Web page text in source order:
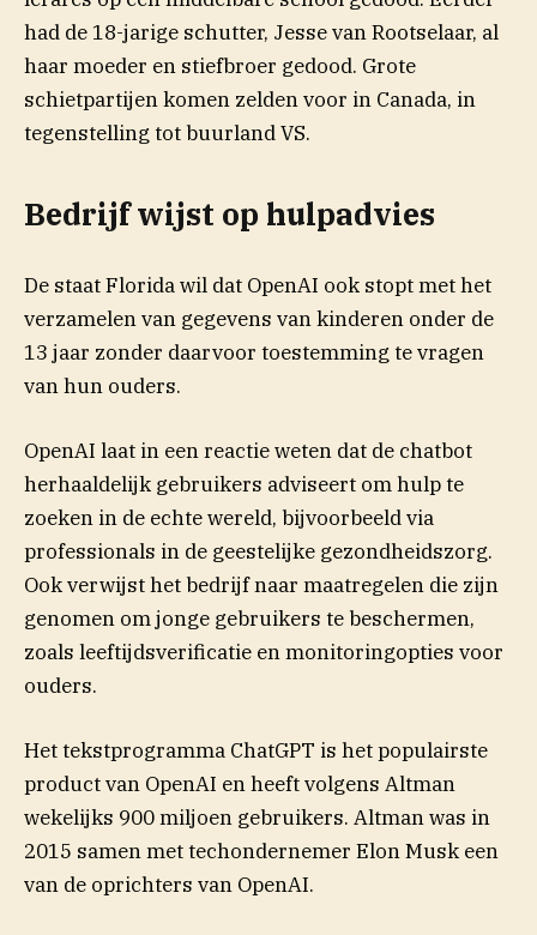
had de 18-jarige schutter, Jesse van Rootselaar, al
haar moeder en stiefbroer gedood. Grote
schietpartijen komen zelden voor in Canada, in
tegenstelling tot buurland VS.
Bedrijf wijst op hulpadvies
De staat Florida wil dat OpenAI ook stopt met het
verzamelen van gegevens van kinderen onder de
13 jaar zonder daarvoor toestemming te vragen
van hun ouders.
OpenAI laat in een reactie weten dat de chatbot
herhaaldelijk gebruikers adviseert om hulp te
zoeken in de echte wereld, bijvoorbeeld via
professionals in de geestelijke gezondheidszorg.
Ook verwijst het bedrijf naar maatregelen die zijn
genomen om jonge gebruikers te beschermen,
zoals leeftijdsverificatie en monitoringopties voor
ouders.
Het tekstprogramma ChatGPT is het populairste
product van OpenAI en heeft volgens Altman
wekelijks 900 miljoen gebruikers. Altman was in
2015 samen met techondernemer Elon Musk een
van de oprichters van OpenAI.